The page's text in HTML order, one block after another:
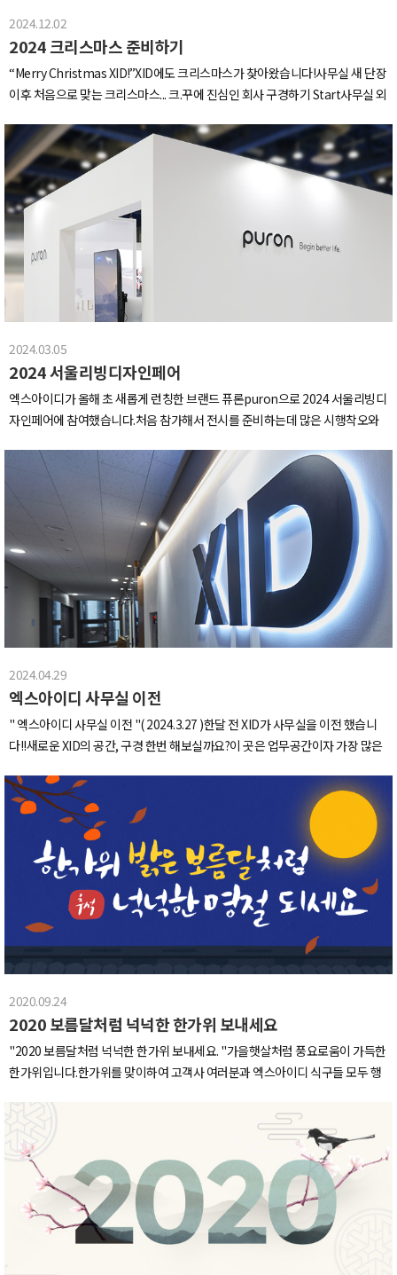
하시다면 ‘쓸.선.모’ 는 엑스아이디 스튜디오 유튜브에 올라가있으니 많관부
~!!>>영상 보러가기
않기로 해요 ... ☆둘째 날, 구시가지쪽 나가며 핑크 성당도 보고 왔어요!릴스 찍
는다고 일렬로 나란히 선 우리들 넘 귀엽고 ~~!구시가지는 정말 동남아 분위기
가 물씬 ...분위기에 취해 베트남 전통 옷 맞춘 분 여기 계십니다 ^^(블러를 뚫고
나오는 그녀의 찐웃음)돌아다니느라 피곤했으니 마사지까지 야무지게 받도록
모여 먹부림 파티를 열어요!과일은 거짓말 안 하고 한 50팩 사먹은 것 같아요
,,,,,,롯데마트에서 사 온 과일까지 있어서... 마지막 날은 망고 할당량 못 채우면
아무도 못 들어갔음.숨 쉴 틈도 없이 다음 날, 호이안에 갔어요!(풍등 색감 진짜..
미쳤다)뭔가 허전하시죠? 누가 뭐래도 호이안에 가면소원배 !지금 이 순간 내가
바로 극동아시아의 라푼젤물에 뜬 촛불과 강 양쪽으로 즐비한 반짝이는 야시장
이 물에 비치는데야경이 진짜 환상적이더라구요다낭에서의 마지막 저녁 식사
랍스터 딱 대.??? : 뭐 태어나려고 하는거 아냐?ㅋㅋㅋㅋㅋㅋㅋㅋㅋㅋㅋㅋㅋㅋ
ㅋㅋㅋㅋㅋㅋㅋㅋ부화 직전 공룡알같지만 망고 맞습니다ㅋㅋㅋㅋㅋㅋㅋㅋㅋ
ㅋㅋㅋㅋㅋㅋㅋㅋㅋㅋㅋㅋㅋㅋㅋㅋㅋㅋㅋㅋㅋㅋㅋㅋㅋㅋㅋㅋㅋ과수원 수준
으로 사놓은 망고에 사회적 책임을 다하는 어른의 모습과신장개업한 탕비실을
다 털어먹고 쓰레기 소환술하는 연금술사들...그리고 마지막날 아침_하필 떠나
는 날 제일 맑은거냐며...떠나기 싫은 자들의 마지막 발악을 보고 계십니다' 호텔
_뽕_뽑고_간다 '단란하게 쓰러지는 릴스로 마무리Goodbye Vietnam!
2024.12.02
2024 크리스마스 준비하기
“Merry Christmas XID!”XID에도 크리스마스가 찾아왔습니다!사무실 새 단장
이후 처음으로 맞는 크리스마스... 크.꾸에 진심인 회사 구경하기 Start사무실 외
리는거 아님들어가면 신발장 위에 요롷게 소품들이 반겨줍니다따수워보이고
예뻐요 연말느낌 물씬~사무실 내에도 이런 장식들이 배치되어있습니다.저건 대
표님께서 집에서 가져오셨는데 무려 작동완구(트리랑 기차가 빙글빙글 돌아가
요)*겁나 무거움사다리 타고 회의실 유리에도 찰딱 붙여줬습니다12월 지나고
저거 떼줄 180이상 남직원 구합니다회사 여기저기 걸려있는 액자들!엑스아이
디는 달마다 다양한 일러스트 작품이 정기배송오는 서비스를 구독하고 있는데
연말 가까워지면서 액자에 걸리는 작품들도 크리스마스 느낌으로 싹 변했네요
ㅎㅎ갑분 호빵...(feat.군고구마,군밤,핫초코)호빵 먹고싶다는 말에 호빵찜기 사
다두는 회사 본적 있으신분?이번 겨울도 다이어트 실패크리스마스의 꽃 트리도
뚝딱뚝딱 만들어요. 5시 직전에 조명 거꾸로 감아서 모두 한마음으로 모른척함
만들어두니 반짝반짝 예뻐서 다들 기분 좋게 퇴근했답니다 ㅎㅎ다들 메리 크리
스마스! 행복한 연말 되세요 :)
2024.03.05
2024 서울리빙디자인페어
엑스아이디가 올해 초 새롭게 런칭한 브랜드 퓨론puron으로 2024 서울리빙디
자인페어에 참여했습니다.처음 참가해서 전시를 준비하는데 많은 시행착오와
의 이미지를 잘 나타낼 수 있도록 전체적으로 화이트 톤으로 꾸몄으며, 인테리
어 오브제를 배치했습니다.한쪽 벽면은 욕실 인테리어로 장식되어 있어, 칫솔살
균기 느낌을 잘 드러낼 수 있도록 시공되었습니다.드디어 페어 시작!저희는 칫
솔살균기를 메인으로 전시했는데요, 구강세정기 팁을 같이 살균할 수 있으면서
디자인 오브제까지 할 수 있는 제품입니다.저희 퓨론 부스를 찾아주신 많은 분들
께서 제품에 대한 긍정적인 평가를 해주셨고 특히, 제품의 고급스러운 디자인과
품질에 대한많은 칭찬을 받았습니다. 사용자들의 다양한 의견과 피드백을 듣고
고려할 수 있는 소중한 기회가 되었습니다.전시 때 DP한 퓨론 칫솔살균기 제품
입니다.(정말 예쁘죠?)관람객 분들이 가장 많이 오셨던 룰렛 이벤트!할인쿠폰,
벤트 진행은 프롬프터 분들이 도와주셨는데요,감사하게도 관람객분들이 많은
관심을 보내주셨습니다. (저 많은 관람객분들이 보이시죠?)총 5일동안 진행된
2024 서울리빙디자인페어!저희 퓨론 부스에 들러주신 모든 분들께 감사드립니
다.앞으로도 저희 퓨론과 XID에 많은 관심 부탁드립니다!
2024.04.29
엑스아이디 사무실 이전
" 엑스아이디 사무실 이전 " ​( 2024.3.27 )한달 전 XID가 사무실을 이전 했습니
다!!새로운 XID의 공간, 구경 한번 해보실까요?이 곳은 업무공간이자 가장 많은
아있어도 편안하답니다깔끔한 회의실은 쾌적하고 여유롭게 회의를 진행 할 수
있구요이제 모두가 가장 좋아하는 공간인 휴식공간 겸 스튜디오로 가볼까요?스
튜디오 중심에 호텔 라운지 같은 느낌의 카펫과 소파가 있고 이를 둘러싸고 있는
여러 공간이 있답니다하나하나 소개해 드릴게요~요리관련회사도 아닌데 주방
에 진심인 회사를 고르라고 하면 주저없이 저희 회사를 선택할겁니다토스트기
부터 시작해 커피 머신과 제빙기 오븐, 식기세척기 등등회사가 주방에 이렇게
진심이면 저희가 쓸 수 밖에 없잖아요카페 짓밟을 수 있죠?​커피는 물론 스무디
등 다양한 카페 메뉴도 가능해 주방에서 다양한 음료를 만들어 먹고 있답니다이
곳은 저희가 편하게 쉴 수 있는 휴식공간입니다안마의자와 일명 둥지라고 부르
는 라탄 그네의자가 있어 점심시간 후 편하게 휴식을 취하고 있습니다휴식공간
겸 스튜디오이기 때문에 한 쪽에는 탈의실과 메이크업 룸도 있답니다미용실에
서 볼 수 있는 메이크업용 높낮이 조절의자에 앉아 거울에서 나오는 은은한 조명
을 받으면,에라이 기분이다!!! 메이크업 받은 사람들 전원 차은우, 장원영!!​이렇
게 새로 이전한 XID 사무실을 간단히 소개해 드렸습니다새로운 사무실에서 더
2020.09.24
2020 보름달처럼 넉넉한 한가위 보내세요
"2020 보름달처럼 넉넉한 한가위 보내세요. "가을햇살처럼 풍요로움이 가득한
한가위입니다.한가위를 맞이하여 고객사 여러분과 엑스아이디 식구들 모두 행